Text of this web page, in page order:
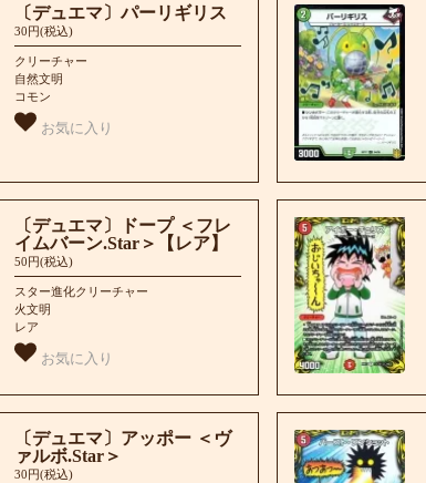
〔デュエマ〕パーリギリス
30円(税込)
クリーチャー
自然文明
コモン
お気に入り
〔デュエマ〕ドープ ＜フレ
イムバーン.Star＞【レア】
50円(税込)
スター進化クリーチャー
火文明
レア
お気に入り
〔デュエマ〕アッポー ＜ヴ
ァルボ.Star＞
30円(税込)